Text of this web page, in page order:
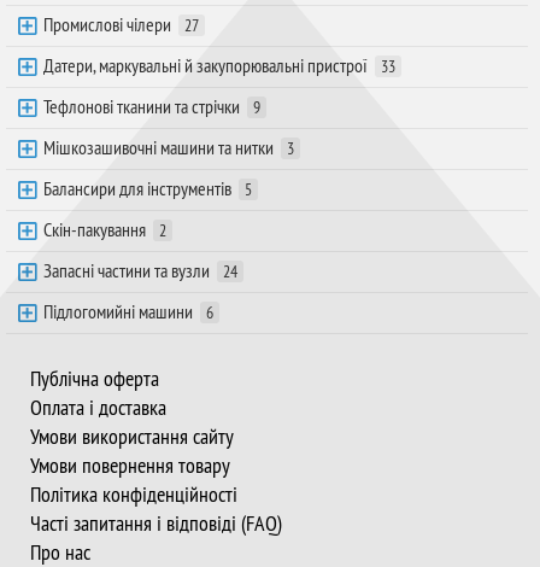
Промислові чілери 27
Датери, маркувальні й закупорювальні пристрої 33
Тефлонові тканини та стрічки 9
Мішкозашивочні машини та нитки 3
Балансири для інструментів 5
Скін-пакування 2
Запасні частини та вузли 24
Підлогомийні машини 6
Публічна оферта
Оплата і доставка
Умови використання сайту
Умови повернення товару
Політика конфіденційності
Часті запитання і відповіді (FAQ)
Про нас